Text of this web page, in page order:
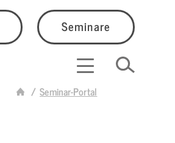
Seminare
Seminar-Portal